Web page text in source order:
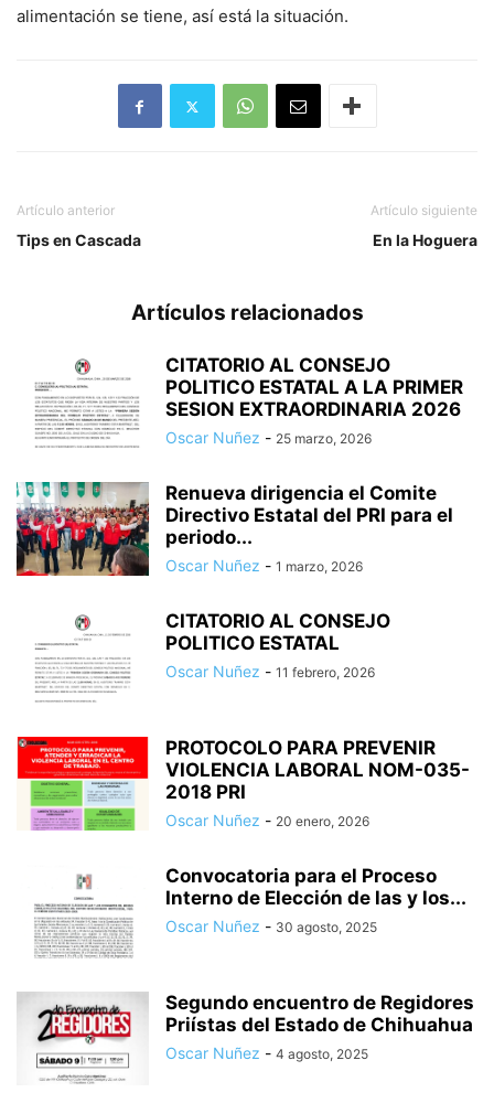
alimentación se tiene, así está la situación.
Artículo anterior
Tips en Cascada
Artículo siguiente
En la Hoguera
Artículos relacionados
CITATORIO AL CONSEJO
POLITICO ESTATAL A LA PRIMER
SESION EXTRAORDINARIA 2026
Oscar Nuñez - 25 marzo, 2026
Renueva dirigencia el Comite
Directivo Estatal del PRI para el
periodo...
Oscar Nuñez - 1 marzo, 2026
CITATORIO AL CONSEJO
POLITICO ESTATAL
Oscar Nuñez - 11 febrero, 2026
PROTOCOLO PARA PREVENIR
VIOLENCIA LABORAL NOM-035-
2018 PRI
Oscar Nuñez - 20 enero, 2026
Convocatoria para el Proceso
Interno de Elección de las y los...
Oscar Nuñez - 30 agosto, 2025
Segundo encuentro de Regidores
Priístas del Estado de Chihuahua
Oscar Nuñez - 4 agosto, 2025